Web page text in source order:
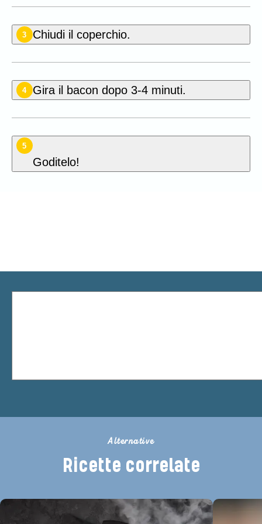
3 Chiudi il coperchio.
4 Gira il bacon dopo 3-4 minuti.
5
Goditelo!
Alternative
Ricette correlate